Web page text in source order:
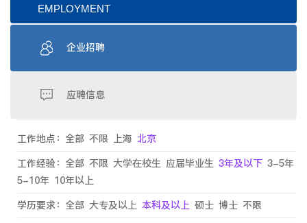
EMPLOYMENT
企业招聘
应聘信息
工作地点： 全部 不限 上海 北京
工作经验： 全部 不限 大学在校生 应届毕业生 3年及以下 3-5年
5-10年 10年以上
学历要求： 全部 大专及以上 本科及以上 硕士 博士 不限